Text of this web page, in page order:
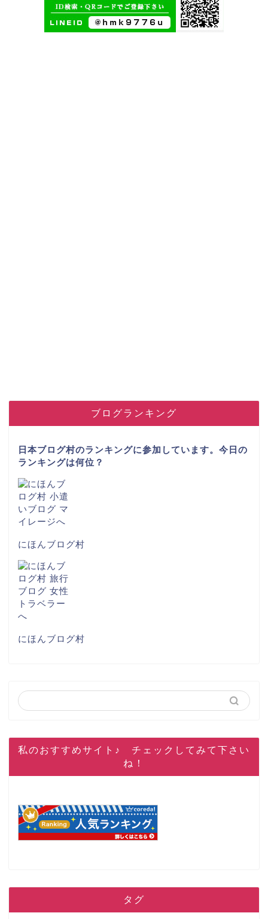
ブログランキング
日本ブログ村のランキングに参加しています。今日の
ランキングは何位？
にほんブログ村
にほんブログ村
私のおすすめサイト♪ チェックしてみて下さい
ね！
タグ